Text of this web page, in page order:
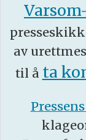
av
til å ta